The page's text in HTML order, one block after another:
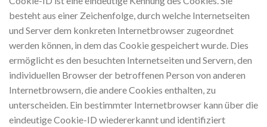
besteht aus einer Zeichenfolge, durch welche Internetseiten
und Server dem konkreten Internetbrowser zugeordnet
werden können, in dem das Cookie gespeichert wurde. Dies
ermöglicht es den besuchten Internetseiten und Servern, den
individuellen Browser der betroffenen Person von anderen
Internetbrowsern, die andere Cookies enthalten, zu
unterscheiden. Ein bestimmter Internetbrowser kann über die
eindeutige Cookie-ID wiedererkannt und identifiziert